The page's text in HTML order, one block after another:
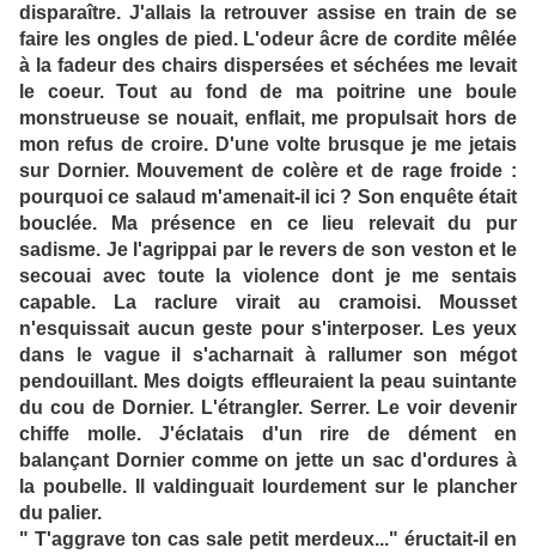
disparaître. J'allais la retrouver assise en train de se
faire les ongles de pied. L'odeur âcre de cordite mêlée
à la fadeur des chairs dispersées et séchées me levait
le coeur. Tout au fond de ma poitrine une boule
monstrueuse se nouait, enflait, me propulsait hors de
mon refus de croire. D'une volte brusque je me jetais
sur Dornier. Mouvement de colère et de rage froide :
pourquoi ce salaud m'amenait-il ici ? Son enquête était
bouclée. Ma présence en ce lieu relevait du pur
sadisme. Je l'agrippai par le revers de son veston et le
secouai avec toute la violence dont je me sentais
capable. La raclure virait au cramoisi. Mousset
n'esquissait aucun geste pour s'interposer. Les yeux
dans le vague il s'acharnait à rallumer son mégot
pendouillant. Mes doigts effleuraient la peau suintante
du cou de Dornier. L'étrangler. Serrer. Le voir devenir
chiffe molle. J'éclatais d'un rire de dément en
balançant Dornier comme on jette un sac d'ordures à
la poubelle. Il valdinguait lourdement sur le plancher
du palier.
" T'aggrave ton cas sale petit merdeux..." éructait-il en